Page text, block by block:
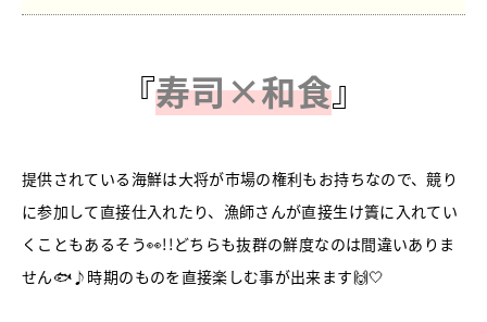
『寿司×和食』
提供されている海鮮は大将が市場の権利もお持ちなので、競り
に参加して直接仕入れたり、漁師さんが直接生け簀に入れてい
くこともあるそう👀!!どちらも抜群の鮮度なのは間違いありま
せん🐟♪時期のものを直接楽しむ事が出来ます🙌🤍